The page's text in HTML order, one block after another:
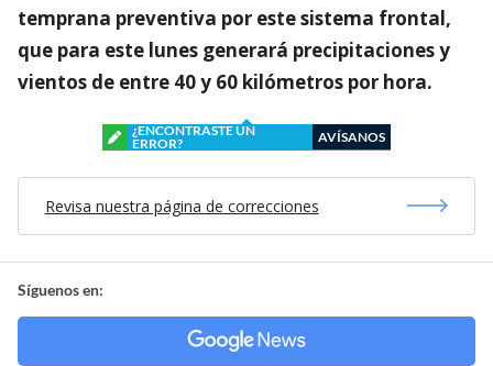
temprana preventiva por este sistema frontal,
que para este lunes generará precipitaciones y
vientos de entre 40 y 60 kilómetros por hora.
¿ENCONTRASTE UN
ERROR?
AVÍSANOS
Revisa nuestra página de correcciones
Síguenos en: